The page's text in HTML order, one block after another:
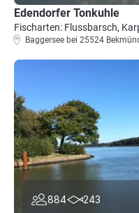
Edendorfer Tonkuhle
Fischarten: Flussbarsch,
Baggersee bei 25524
884 243